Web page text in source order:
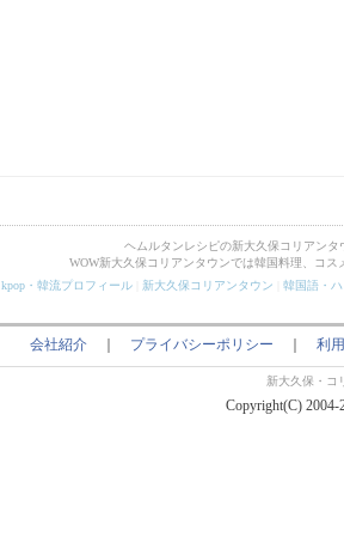
ヘムルタンレシピの新大久保コリアン
WOW新大久保コリアンタウンでは韓国料理、コ
kpop・韓流プロフィール 新大久保コリアンタウン 韓国語・
会社紹介 プライバシーポリシー 利
新大久保・コ
Copyright(C)